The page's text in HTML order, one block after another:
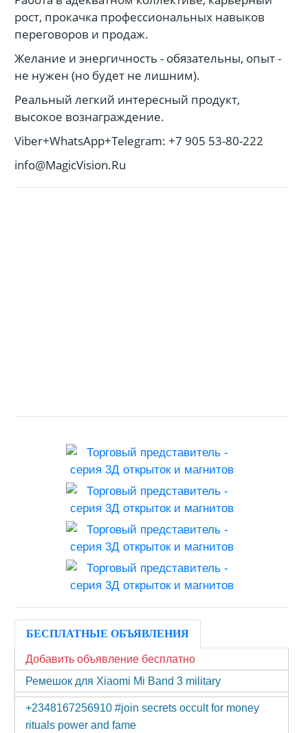
рост, прокачка профессиональных навыков
переговоров и продаж.
Желание и энергичность - обязательны, опыт -
не нужен (но будет не лишним).
Реальный легкий интересный продукт,
высокое вознаграждение.
Viber+WhatsApp+Telegram: +7 905 53-80-222
info@MagicVision.Ru
БЕСПЛАТНЫЕ ОБЪЯВЛЕНИЯ
Добавить объявление бесплатно
Ремешок для Xiaomi Mi Band 3 military
+2348167256910 #join secrets occult for money
rituals power and fame